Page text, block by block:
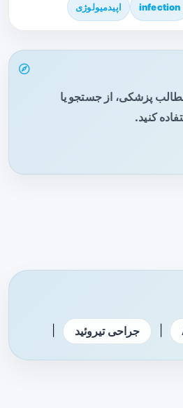
infection اپیدمیولوژی
پزشکی، از جستجو یا
کنید.
جراحی تیروئید